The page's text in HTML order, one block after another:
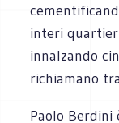
interi
innalzando
richiamano
Paolo